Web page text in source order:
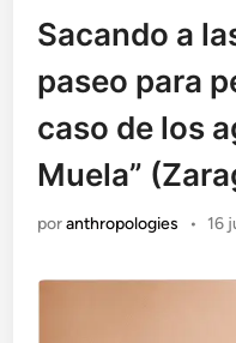
Sacando a
paseo para
caso de los
Muela”
poranthropologies • 16